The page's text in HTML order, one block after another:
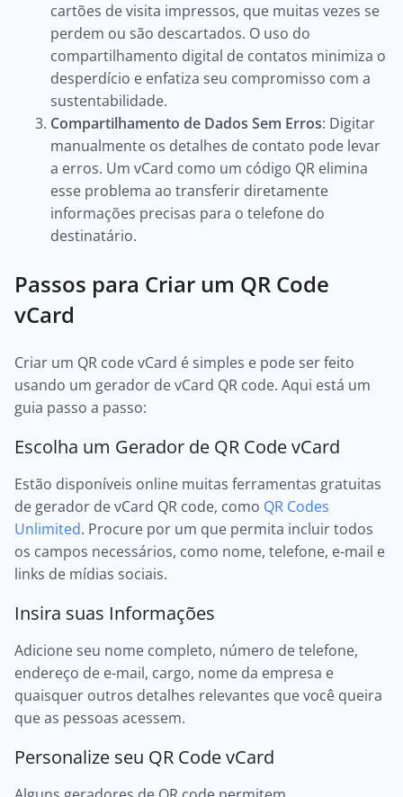
cartões de visita impressos, que muitas vezes se
perdem ou são descartados. O uso do
compartilhamento digital de contatos minimiza o
desperdício e enfatiza seu compromisso com a
sustentabilidade.
Compartilhamento de Dados Sem Erros: Digitar
manualmente os detalhes de contato pode levar
a erros. Um vCard como um código QR elimina
esse problema ao transferir diretamente
informações precisas para o telefone do
destinatário.
Passos para Criar um QR Code
vCard
Criar um QR code vCard é simples e pode ser feito
usando um gerador de vCard QR code. Aqui está um
guia passo a passo:
Escolha um Gerador de QR Code vCard
Estão disponíveis online muitas ferramentas gratuitas
de gerador de vCard QR code, como QR Codes
Unlimited. Procure por um que permita incluir todos
os campos necessários, como nome, telefone, e-mail e
links de mídias sociais.
Insira suas Informações
Adicione seu nome completo, número de telefone,
endereço de e-mail, cargo, nome da empresa e
quaisquer outros detalhes relevantes que você queira
que as pessoas acessem.
Personalize seu QR Code vCard